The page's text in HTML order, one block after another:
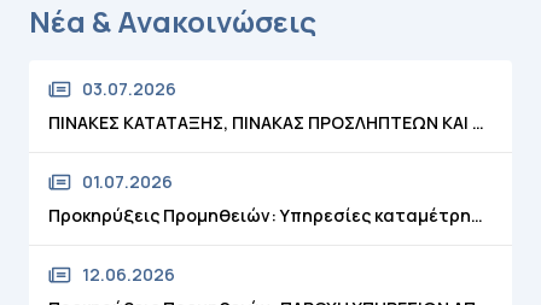
Νέα & Ανακοινώσεις
03.07.2026
ΠΙΝΑΚΕΣ ΚΑΤΑΤΑΞΗΣ, ΠΙΝΑΚΑΣ ΠΡΟΣΛΗΠΤΕΩΝ ΚΑΙ ΠΙΝΑΚΑΣ ΑΠΟΡΡΙΠΤΕΩΝ ΤΗΣ ΥΠ'ΑΡΙΘΜ. ΣΟΧ 1/2026
01.07.2026
Προκηρύξεις Προμηθειών: Υπηρεσίες καταμέτρησης/διανομής, διακοπές/ επανασυνδέσεις/έλεγχος αυθαίρετων συνδέσεων υδροδότησης ακινήτων και αποστολής λογαριασμών, των υδρομέτρων αρμοδιότητας της ΔΕΥΑ Τρικάλων , έτους 2026-2027
12.06.2026